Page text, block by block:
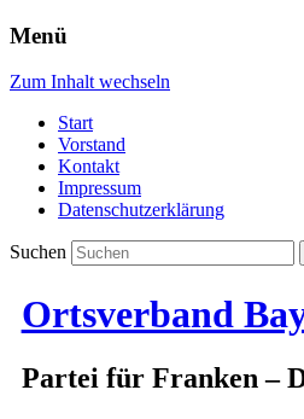
Menü
Zum Inhalt wechseln
Start
Vorstand
Kontakt
Impressum
Datenschutzerklärung
Suchen
Ortsverband
Partei für Franken –